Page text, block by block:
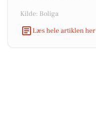
Kilde: Boliga
Læs hele artiklen her